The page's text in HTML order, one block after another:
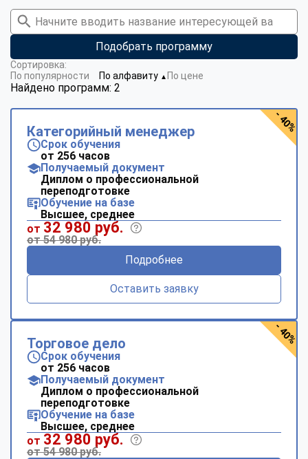
Подобрать программу
Найдено программ: 2
Сортировка:
По популярности
По алфавиту ▼ По цене
Категорийный менеджер
Срок обучения
от 256 часов
Получаемый документ
Диплом о профессиональной
переподготовке
Обучение на базе
Высшее, среднее
от 32 980 руб.
от 54 980 руб.
Подробнее
Оставить заявку
- 40%
Торговое дело
Срок обучения
от 256 часов
Получаемый документ
Диплом о профессиональной
переподготовке
Обучение на базе
Высшее, среднее
от 32 980 руб.
от 54 980 руб.
- 40%